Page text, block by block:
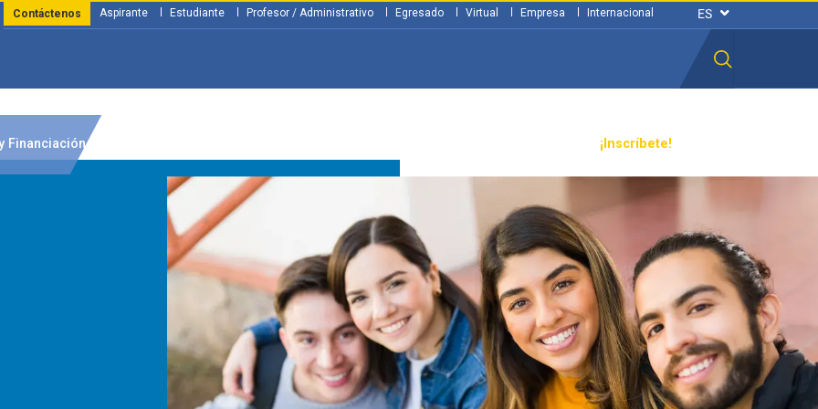
Financiación ¡Inscríbete!
Aspirante Estudiante Profesor / Administrativo Egresado Virtual Empresa Internacional
Contáctenos